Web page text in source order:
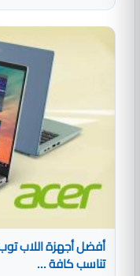
تناسب كافة ...